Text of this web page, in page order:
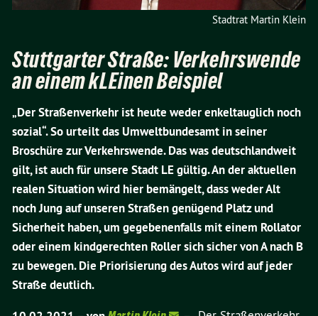
Stadtrat Martin Klein
Stuttgarter Straße: Verkehrswende
an einem kLEinen Beispiel
„Der Straßenverkehr ist heute weder enkeltauglich noch
sozial“. So urteilt das Umweltbundesamt in seiner
Broschüre zur Verkehrswende. Das was deutschlandweit
gilt, ist auch für unsere Stadt LE gültig. An der aktuellen
realen Situation wird hier bemängelt, dass weder Alt
noch Jung auf unseren Straßen genügend Platz und
Sicherheit haben, um gegebenenfalls mit einem Rollator
oder einem kindgerechten Roller sich sicher von A nach B
zu bewegen. Die Priorisierung des Autos wird auf jeder
Straße deutlich.